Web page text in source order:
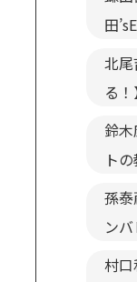
田
北
る！
鈴
ト
孫
ン
村